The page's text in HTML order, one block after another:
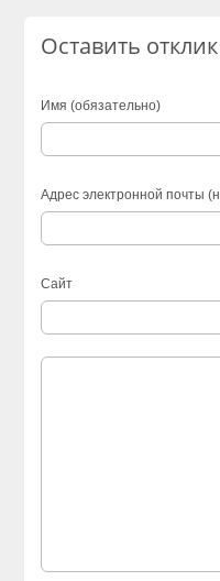
Оставить отклик
Имя (обязательно)
Адрес электронной почты
Сайт